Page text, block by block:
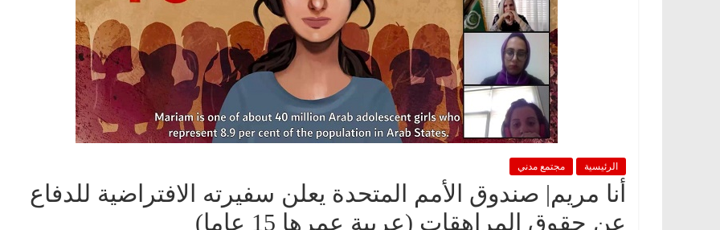
الرئيسية مجتمع مدني
أنا مريم| صندوق الأمم المتحدة يعلن سفيرته الافتراضية للدفاع
عن حقوق المراهقات (عربية عمرها 15 عاما)